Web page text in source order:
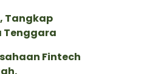
Tangkap
Tenggara
Fintech